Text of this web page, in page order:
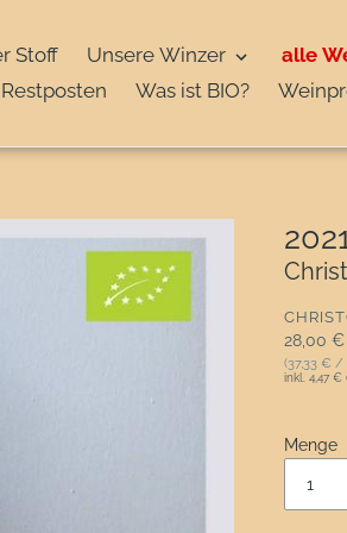
Stoff Unsere Winzer alle
Restposten
Was ist BIO?
28,00 €
(37,33 € /
inkl. 4,47 €
Menge